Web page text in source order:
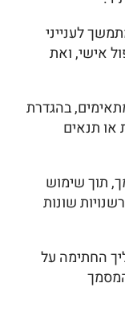
לענייני
אישי, ואת
בהגדרת
או תנאים
תוך שימוש
שונות
החתימה על